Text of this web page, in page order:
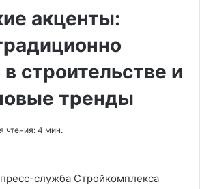
акценты:
строительстве и
тренды
чтения: 4 мин.
служба Стройкомплекса